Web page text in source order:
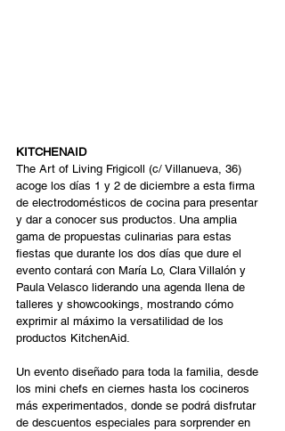
KITCHENAID
The Art of Living Frigicoll (c/ Villanueva, 36)
acoge los días 1 y 2 de diciembre a esta firma
de electrodomésticos de cocina para presentar
y dar a conocer sus productos. Una amplia
gama de propuestas culinarias para estas
fiestas que durante los dos días que dure el
evento contará con María Lo, Clara Villalón y
Paula Velasco liderando una agenda llena de
talleres y showcookings, mostrando cómo
exprimir al máximo la versatilidad de los
productos KitchenAid.
Un evento diseñado para toda la familia, desde
los mini chefs en ciernes hasta los cocineros
más experimentados, donde se podrá disfrutar
de descuentos especiales para sorprender en